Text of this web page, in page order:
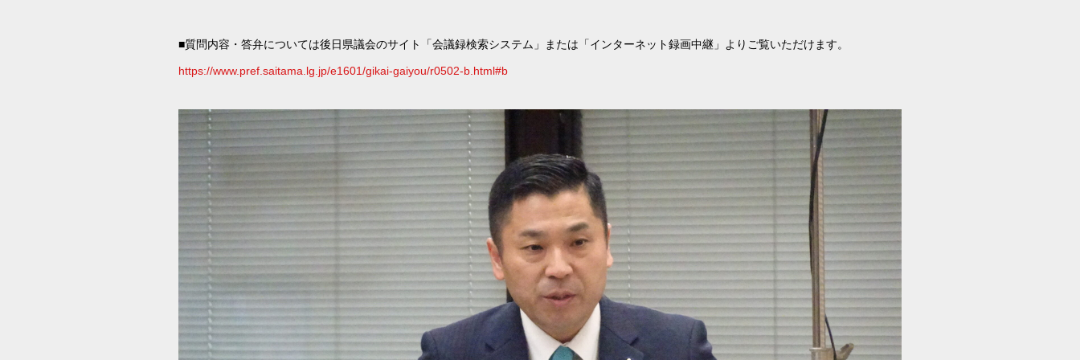
■質問内容・答弁については後日県議会のサイト「会議録検索システム」または「インターネット録画中継」よりご覧いただけます。
https://www.pref.saitama.lg.jp/e1601/gikai-gaiyou/r0502-b.html#b